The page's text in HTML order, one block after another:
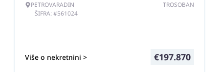
PETROVARADIN
ŠIFRA: #561024
TROSOBAN
Više o nekretnini > €197.870